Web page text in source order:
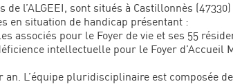
l’ALGEEI, sont situés à Castillonnès
en situation de handicap présentant :
associés pour le Foyer de vie et ses 55
intellectuelle pour le Foyer d’Accueil
L’équipe pluridisciplinaire est composée